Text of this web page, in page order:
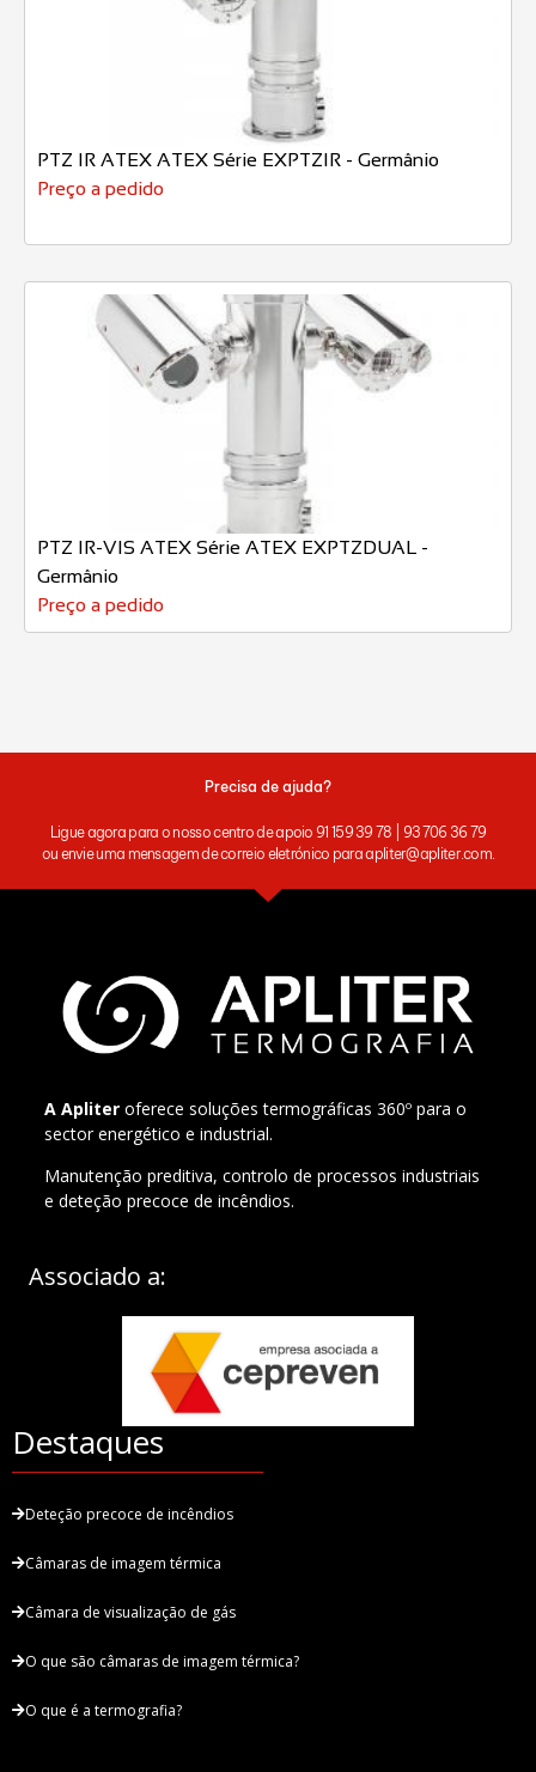
PTZ IR ATEX ATEX Série EXPTZIR - Germânio
Preço a pedido
PTZ IR-VIS ATEX Série ATEX EXPTZDUAL -
Germânio
Preço a pedido
Precisa de ajuda?
Ligue agora para o nosso centro de apoio 91 159 39 78 | 93 706 36 79
ou envie uma mensagem de correio eletrónico para apliter@apliter.com.
A Apliter oferece soluções termográficas 360º para o
sector energético e industrial.
Manutenção preditiva, controlo de processos industriais
e deteção precoce de incêndios.
Associado a:
Destaques
Deteção precoce de incêndios
Câmaras de imagem térmica
Câmara de visualização de gás
O que são câmaras de imagem térmica?
O que é a termografia?